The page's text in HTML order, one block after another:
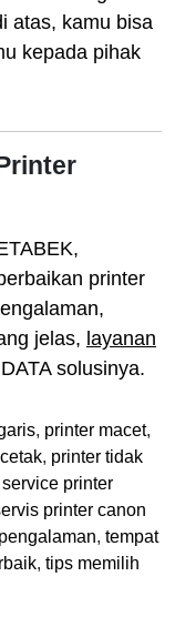
atas, kamu bisa
kepada pihak
printer
jelas, layanan
solusinya.
, printer macet,
, printer tidak
service printer
printer canon
, tempat
, tips memilih